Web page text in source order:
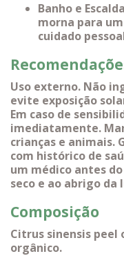
Banho e
morna para
cuidado
Uso externo. Não
evite exposição
Em caso de
imediatamente.
crianças e animais.
com histórico de
um médico antes
seco e ao abrigo da
Composição
Citrus sinensis
orgânico.